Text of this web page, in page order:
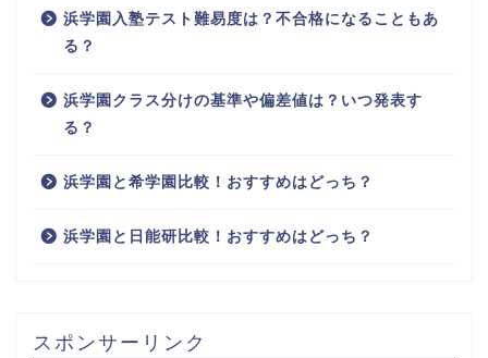
浜学園入塾テスト難易度は？不合格になることもあ
る？
浜学園クラス分けの基準や偏差値は？いつ発表す
る？
浜学園と希学園比較！おすすめはどっち？
浜学園と日能研比較！おすすめはどっち？
スポンサーリンク